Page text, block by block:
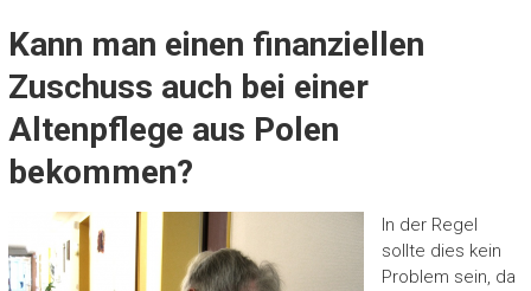
Kann man einen finanziellen
Zuschuss auch bei einer
Altenpflege aus Polen
bekommen?
In der Regel
sollte dies kein
Problem sein, da